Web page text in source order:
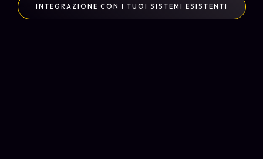
INTEGRAZIONE CON I TUOI SISTEMI ESISTENTI